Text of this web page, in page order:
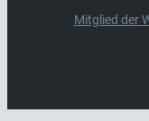
Mitglied der